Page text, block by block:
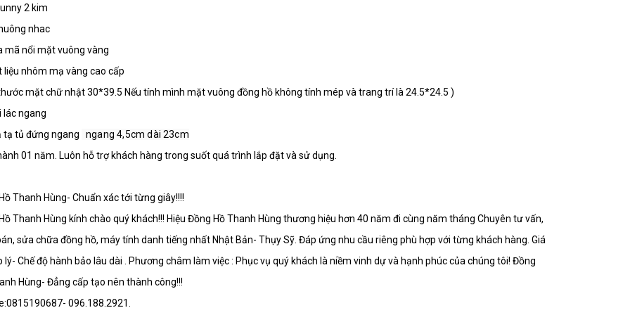
2 kim
nhac
mã nổi mặt vuông vàng
liệu nhôm mạ vàng cao cấp
mặt chữ nhật 30*39.5 Nếu tính mình mặt vuông đồng hồ không tính mép và trang trí là 24.5*24.5 )
lác ngang
tạ tủ đứng ngang
  ngang 4,5cm dài 23cm
01 năm. Luôn hỗ trợ khách hàng trong suốt quá trình lắp đặt và sử dụng.
Thanh Hùng- Chuẩn xác tới từng giây!!!!
Thanh Hùng kính chào quý khách!!! Hiệu Đồng Hồ Thanh Hùng thương hiệu hơn 40 năm đi cùng năm tháng Chuyên tư vấn,
sửa chữa đồng hồ, máy tính danh tiếng nhất Nhật Bản- Thụy Sỹ. Đáp ứng nhu cầu riêng phù hợp với từng khách hàng. Giá
lý- Chế độ hành bảo lâu dài . Phương châm làm việc : Phục vụ quý khách là niềm vinh dự và hạnh phúc của chúng tôi! Đồng
Hùng- Đẳng cấp tạo nên thành công!!!
096.188.2921.